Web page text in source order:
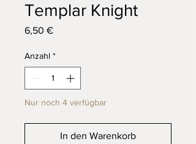
Templar Knight
6,50 €Preis
Anzahl *
Nur noch 4 verfügbar
In den Warenkorb